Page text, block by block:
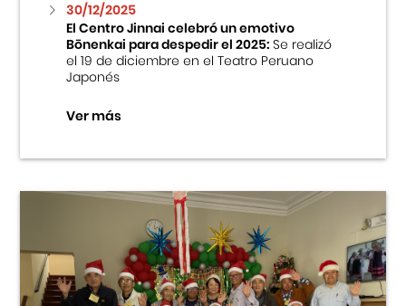
30/12/2025
El Centro Jinnai celebró un emotivo
Bōnenkai para despedir el 2025:Se realizó
el 19 de diciembre en el Teatro Peruano
Japonés
Ver más